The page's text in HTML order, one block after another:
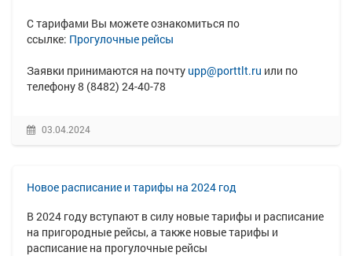
С тарифами Вы можете ознакомиться по
ссылке: Прогулочные рейсы
Заявки принимаются на почту upp@porttlt.ru или по
телефону 8 (8482) 24-40-78
03.04.2024
Новое расписание и тарифы на 2024 год
В 2024 году вступают в силу новые тарифы и расписание
на пригородные рейсы, а также новые тарифы и
расписание на прогулочные рейсы